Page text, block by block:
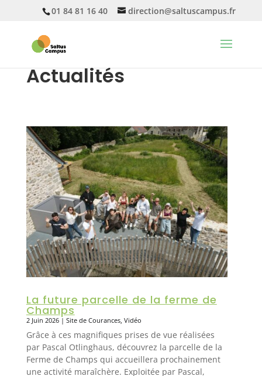
01 84 81 16 40 direction@saltuscampus.fr
Actualités
La future parcelle de la ferme de
Champs
2 Juin 2026| Site de Courances, Vidéo
Grâce à ces magnifiques prises de vue réalisées
par Pascal Otlinghaus, découvrez la parcelle de la
Ferme de Champs qui accueillera prochainement
une activité maraîchère. Exploitée par Pascal,